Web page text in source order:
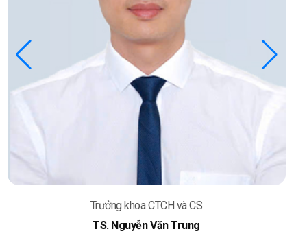
Trưởng khoa CTCH và CS
TS. Nguyễn Văn Trung